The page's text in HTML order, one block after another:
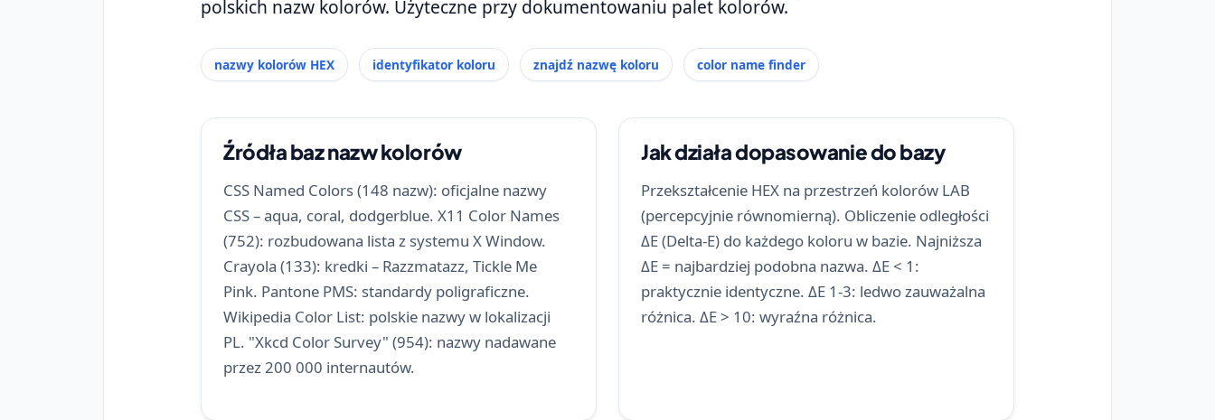
polskich nazw kolorów. Użyteczne przy dokumentowaniu palet kolorów.
nazwy kolorów HEX identyfikator koloru znajdź nazwę koloru color name finder
Źródła baz nazw kolorów
CSS Named Colors (148 nazw): oficjalne nazwy
CSS – aqua, coral, dodgerblue. X11 Color Names
(752): rozbudowana lista z systemu X Window.
Crayola (133): kredki – Razzmatazz, Tickle Me
Pink. Pantone PMS: standardy poligraficzne.
Wikipedia Color List: polskie nazwy w lokalizacji
PL. "Xkcd Color Survey" (954): nazwy nadawane
przez 200 000 internautów.
Jak działa dopasowanie do bazy
Przekształcenie HEX na przestrzeń kolorów LAB
(percepcyjnie równomierną). Obliczenie odległości
ΔE (Delta-E) do każdego koloru w bazie. Najniższa
ΔE = najbardziej podobna nazwa. ΔE < 1:
praktycznie identyczne. ΔE 1-3: ledwo zauważalna
różnica. ΔE > 10: wyraźna różnica.